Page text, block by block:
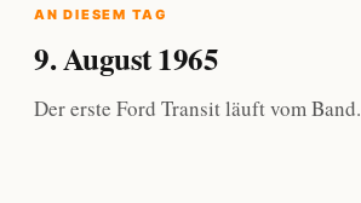
AN DIESEM TAG
9. August 1965
Der erste Ford Transit läuft vom Band.